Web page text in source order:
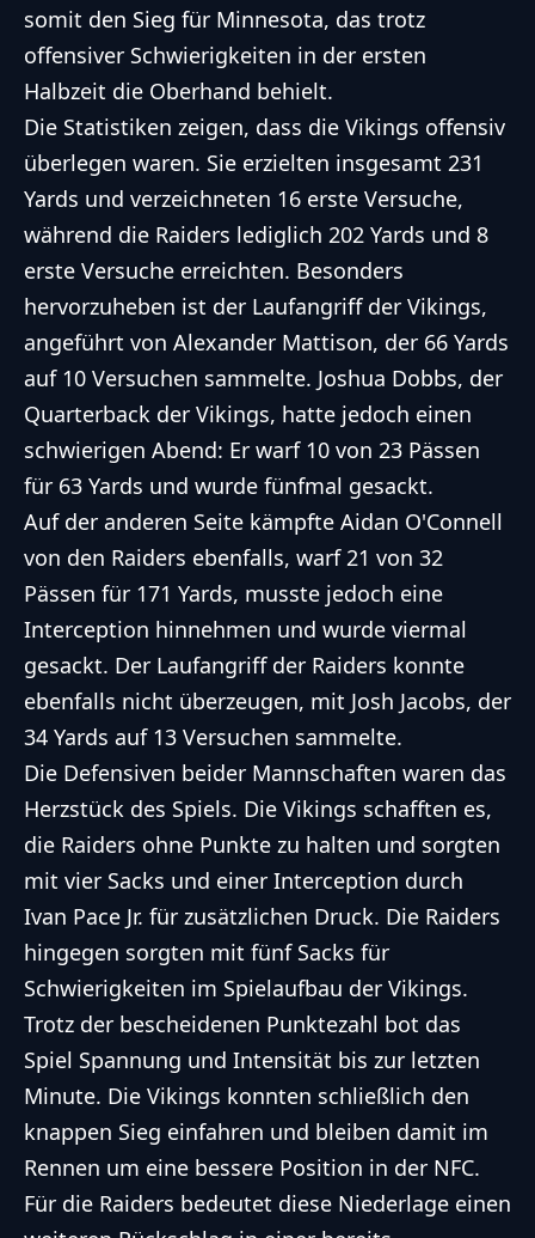
somit den Sieg für Minnesota, das trotz
offensiver Schwierigkeiten in der ersten
Halbzeit die Oberhand behielt.
Die Statistiken zeigen, dass die Vikings offensiv
überlegen waren. Sie erzielten insgesamt 231
Yards und verzeichneten 16 erste Versuche,
während die Raiders lediglich 202 Yards und 8
erste Versuche erreichten. Besonders
hervorzuheben ist der Laufangriff der Vikings,
angeführt von Alexander Mattison, der 66 Yards
auf 10 Versuchen sammelte. Joshua Dobbs, der
Quarterback der Vikings, hatte jedoch einen
schwierigen Abend: Er warf 10 von 23 Pässen
für 63 Yards und wurde fünfmal gesackt.
Auf der anderen Seite kämpfte Aidan O'Connell
von den Raiders ebenfalls, warf 21 von 32
Pässen für 171 Yards, musste jedoch eine
Interception hinnehmen und wurde viermal
gesackt. Der Laufangriff der Raiders konnte
ebenfalls nicht überzeugen, mit Josh Jacobs, der
34 Yards auf 13 Versuchen sammelte.
Die Defensiven beider Mannschaften waren das
Herzstück des Spiels. Die Vikings schafften es,
die Raiders ohne Punkte zu halten und sorgten
mit vier Sacks und einer Interception durch
Ivan Pace Jr. für zusätzlichen Druck. Die Raiders
hingegen sorgten mit fünf Sacks für
Schwierigkeiten im Spielaufbau der Vikings.
Trotz der bescheidenen Punktezahl bot das
Spiel Spannung und Intensität bis zur letzten
Minute. Die Vikings konnten schließlich den
knappen Sieg einfahren und bleiben damit im
Rennen um eine bessere Position in der NFC.
Für die Raiders bedeutet diese Niederlage einen